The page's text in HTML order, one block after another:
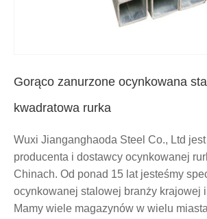
Gorąco zanurzone ocynkowana
kwadratowa rurka
Wuxi Jianganghaoda Steel Co., Ltd
producenta i dostawcy ocynkowanej
Chinach. Od ponad 15 lat jesteśmy
ocynkowanej stalowej branży krajowej
Mamy wiele magazynów w wielu